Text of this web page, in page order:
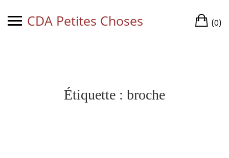
CDA Petites Choses (0)
Étiquette : broche